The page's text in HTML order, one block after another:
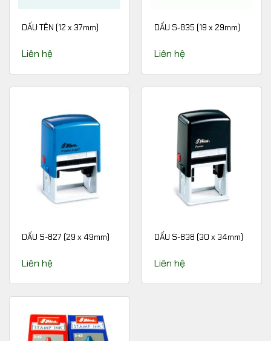
DẤU TÊN (12 x 37mm)
Liên hệ
DẤU S-835 (19 x 29mm)
Liên hệ
DẤU S-827 (29 x 49mm)
Liên hệ
DẤU S-838 (30 x 34mm)
Liên hệ